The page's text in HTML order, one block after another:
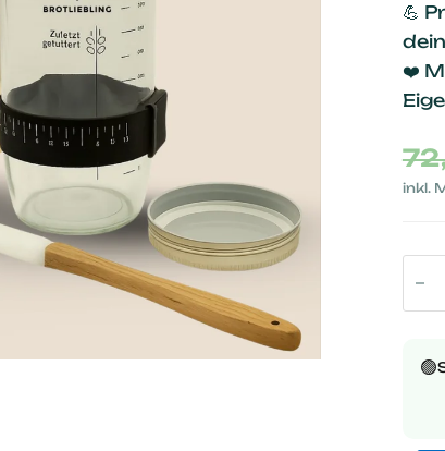
💪
❤️
inkl.
🟢